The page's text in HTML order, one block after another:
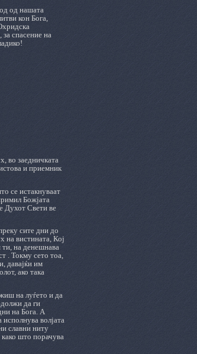
од нашата
кон Бога,
спасение на
во заедничката
и приемник
се истакнуваат
Божјата
Духот Свети ве
сите дни до
на вистината, Кој
ти, на денешнава
. Токму сето тоа,
давајќи им
ако така
на луѓето и да
да ги
на Бога. А
волјата
славни ниту
што порачува